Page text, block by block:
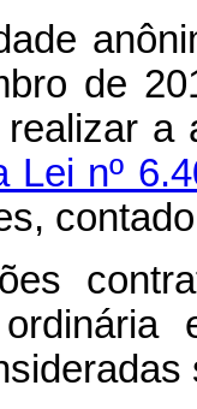
de
Lei nº